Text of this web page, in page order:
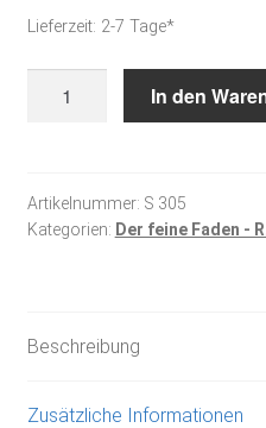
Lieferzeit: 2-7 Tage*
In den
Artikelnummer: S 305
Kategorien: Der feine Faden -
Beschreibung
Zusätzliche Informationen